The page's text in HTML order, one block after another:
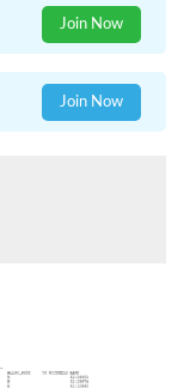
Join Now
Join Now